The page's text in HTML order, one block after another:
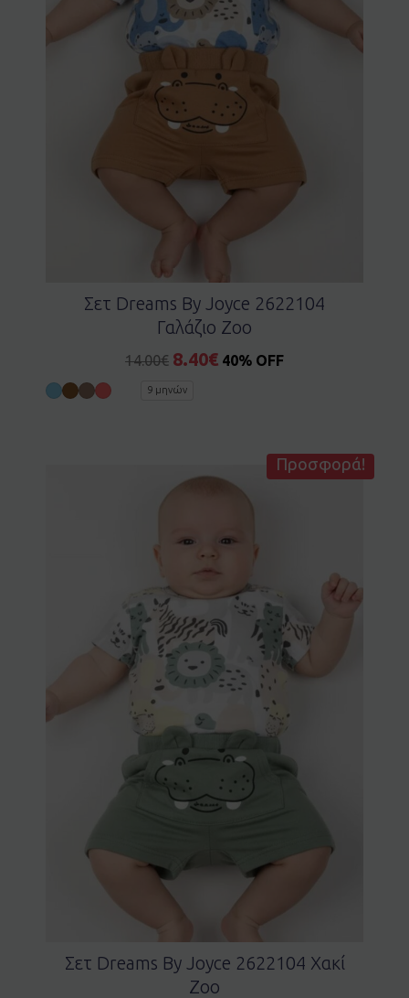
Σετ Dreams By Joyce 2622104
Γαλάζιο Zoo
14.00€ 8.40€ 40% OFF
9 μηνών
Προσφορά!
Σετ Dreams By Joyce 2622104 Χακί
Zoo